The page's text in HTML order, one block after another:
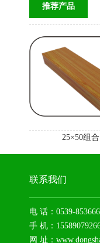
推荐产品
25×50组
联系我们
电 话：0539-
手 机：
网 址：